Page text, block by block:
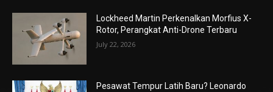
Lockheed Martin Perkenalkan Morfius X-
Rotor, Perangkat Anti-Drone Terbaru
July 22, 2026
Pesawat Tempur Latih Baru? Leonardo